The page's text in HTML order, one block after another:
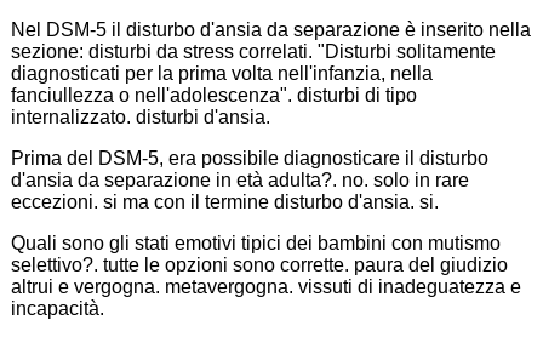
Nel DSM-5 il disturbo d'ansia da separazione è inserito nella
sezione: disturbi da stress correlati. "Disturbi solitamente
diagnosticati per la prima volta nell'infanzia, nella
fanciullezza o nell'adolescenza". disturbi di tipo
internalizzato. disturbi d'ansia.
Prima del DSM-5, era possibile diagnosticare il disturbo
d'ansia da separazione in età adulta?. no. solo in rare
eccezioni. si ma con il termine disturbo d'ansia. si.
Quali sono gli stati emotivi tipici dei bambini con mutismo
selettivo?. tutte le opzioni sono corrette. paura del giudizio
altrui e vergogna. metavergogna. vissuti di inadeguatezza e
incapacità.